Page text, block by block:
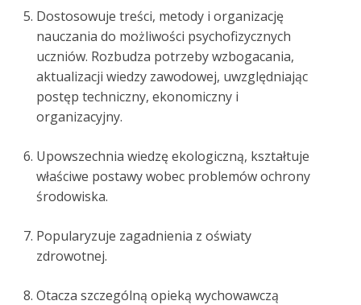
Dostosowuje treści, metody i organizację
nauczania do możliwości psychofizycznych
uczniów. Rozbudza potrzeby wzbogacania,
aktualizacji wiedzy zawodowej, uwzględniając
postęp techniczny, ekonomiczny i
organizacyjny.
Upowszechnia wiedzę ekologiczną, kształtuje
właściwe postawy wobec problemów ochrony
środowiska.
Popularyzuje zagadnienia z oświaty
zdrowotnej.
Otacza szczególną opieką wychowawczą